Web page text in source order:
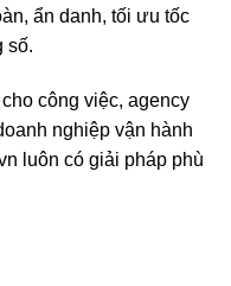
ẩn danh, tối ưu tốc
số.
công việc, agency
nghiệp vận hành
luôn có giải pháp phù